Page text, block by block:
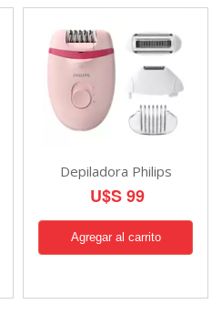
Depiladora Philips
U$S 99